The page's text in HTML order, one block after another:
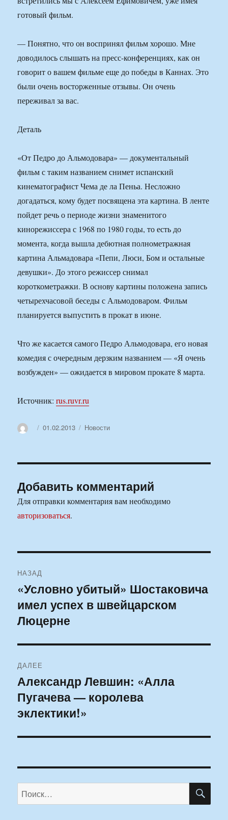
готовый фильм.
— Понятно, что он воспринял фильм хорошо. Мне
доводилось слышать на пресс-конференциях, как он
говорит о вашем фильме еще до победы в Каннах. Это
были очень восторженные отзывы. Он очень
переживал за вас.
Деталь
«От Педро до Альмодовара» — документальный
фильм с таким названием снимет испанский
кинематографист Чема де ла Пеньа. Несложно
догадаться, кому будет посвящена эта картина. В ленте
пойдет речь о периоде жизни знаменитого
кинорежиссера с 1968 по 1980 годы, то есть до
момента, когда вышла дебютная полнометражная
картина Альмадовара «Пепи, Люси, Бом и остальные
девушки». До этого режиссер снимал
короткометражки. В основу картины положена запись
четырехчасовой беседы с Альмодоваром. Фильм
планируется выпустить в прокат в июне.
Что же касается самого Педро Альмодовара, его новая
комедия с очередным дерзким названием — «Я очень
возбужден» — ожидается в мировом прокате 8 марта.
Источник:rus.ruvr.ru
АвторОпубликовано
01.02.2013 Рубрики
Новости
Добавить комментарий
Для отправки комментария вам необходимо
авторизоваться.
по
записям
НАЗАД
Предыдущая
запись:
«Условно убитый» Шостаковича
имел успех в швейцарском
Люцерне
ДАЛЕЕ
Следующая
запись:
Александр Левшин: «Алла
Пугачева — королева
эклектики!»
Искать: